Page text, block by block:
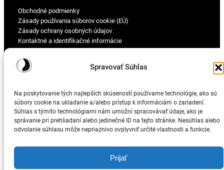
Spravovať Súhlas
Na poskytovanie tých najlepších skúseností používame technológie, ako sú
súbory cookie na ukladanie a/alebo prístup k informáciám o zariadení.
Súhlas s týmito technológiami nám umožní spracovávať údaje, ako je
správanie pri prehliadaní alebo jedinečné ID na tejto stránke. Nesúhlas alebo
odvolanie súhlasu môže nepriaznivo ovplyvniť určité vlastnosti a funkcie.
Prijať
Obchodné podmienky
Zásady používania súborov cookie (EÚ)
Zásady ochrany osobných údajov
Kontaktné a identifikačné informácie
PRE TEBA
O čo kurva ide?